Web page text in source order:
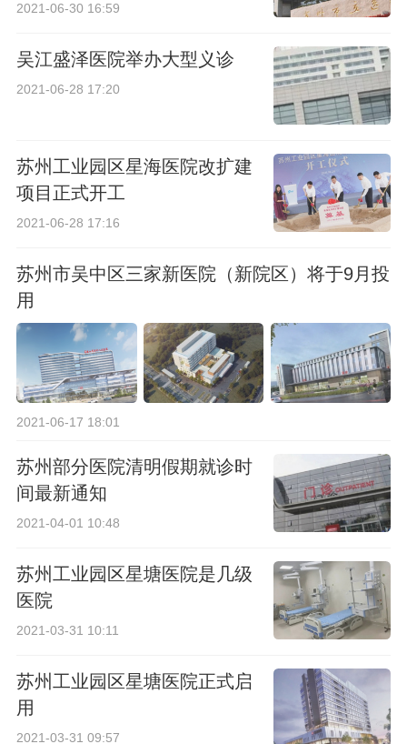
2021-06-30 16:59
吴江盛泽医院举办大型义诊
2021-06-28 17:20
苏州工业园区星海医院改扩建
项目正式开工
2021-06-28 17:16
苏州市吴中区三家新医院（新院区）将于9月投
用
2021-06-17 18:01
苏州部分医院清明假期就诊时
间最新通知
2021-04-01 10:48
苏州工业园区星塘医院是几级
医院
2021-03-31 10:11
苏州工业园区星塘医院正式启
用
2021-03-31 09:57